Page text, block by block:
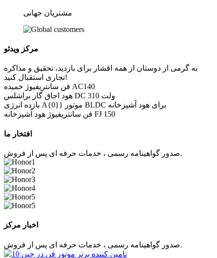
مشتریان جهانی
مرکز ویدئو
به گرمی از دوستان از همه اقشار برای بازدید، تحقیق و مذاکره
تجاری استقبال کنید!
فن سانتریفیوژ خمیده AC140
هود اجاق گاز براشلس DC 310 ولت
بازده انرژی A{0}} موتور BLDC برای هود آشپزخانه
فن سانتریفیوژ هود آشپزخانه FJ 150
افتخار ما
صدور گواهینامه رسمی ، خدمات حرفه ای پس از فروش.
اخبار مرکز
صدور گواهینامه رسمی ، خدمات حرفه ای پس از فروش.